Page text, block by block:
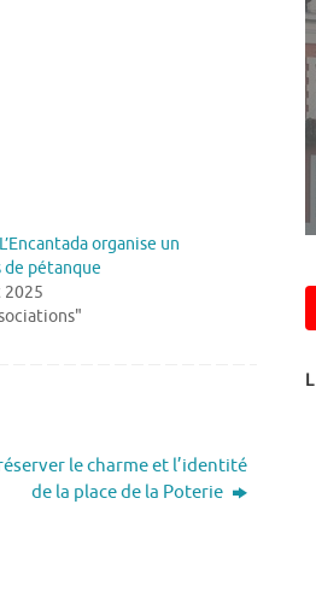
organise un
de pétanque
le charme et l’identité
de la place de la Poterie
L